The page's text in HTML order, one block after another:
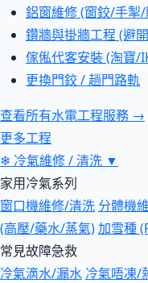
鋁窗維修 (窗鉸/手掣
鑽牆與掛牆工程 (避
傢俬代客安裝 (淘寶/
更換門鉸 / 趟門路軌
查看所有水電工程服務 →
更多工程
❄ 冷氣維修 / 清洗 ▼
家用冷氣系列
窗口機維修/清洗 分體機
(高壓/藥水/蒸氣)加雪種
常見故障急救
冷氣滴水/漏水 冷氣唔凍/